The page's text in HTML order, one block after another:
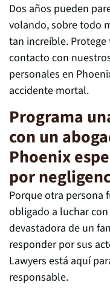
Dos años pueden
volando, sobre todo
tan increíble.
contacto con
personales en
accidente mortal.
Programa
con un
Phoenix
por
Porque otra persona
obligado a luchar
devastadora de un
responder por sus
Lawyers está aquí
responsable.